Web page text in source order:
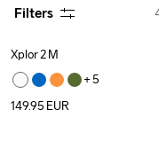
Filters
Xplor 2 M
+ 5
149.95 EUR